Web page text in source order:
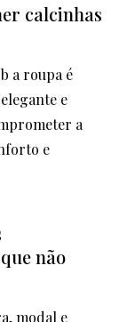
calcinhas
a roupa é
e
a
e
não
modal e